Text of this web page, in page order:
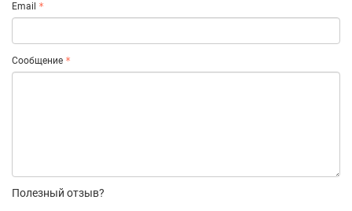
Email
Сообщение
Полезный отзыв?